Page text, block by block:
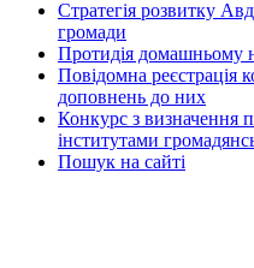
Стратегія розвитку
громади
Протидія домашньому
Повідомна реєстрація
доповнень до них
Конкурс з визначення
інститутами
Пошук на сайті